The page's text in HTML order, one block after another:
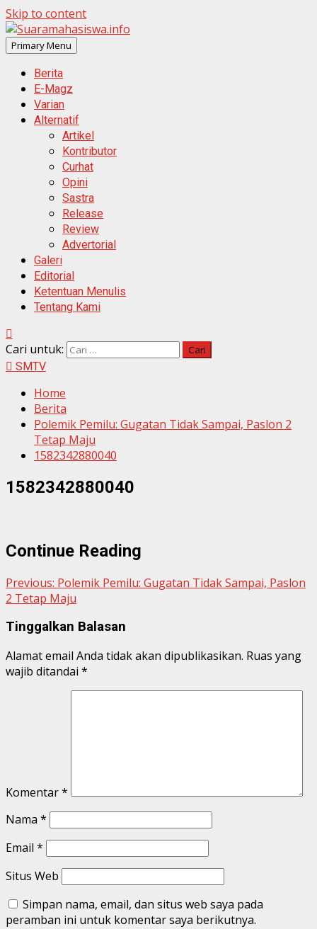
Skip to content
Primary Menu
Berita
E-Magz
Varian
Alternatif
Artikel
Kontributor
Curhat
Opini
Sastra
Release
Review
Advertorial
Galeri
Editorial
Ketentuan Menulis
Tentang Kami
Cari untuk:
SMTV
Home
Berita
Polemik Pemilu: Gugatan Tidak Sampai, Paslon 2
Tetap Maju
1582342880040
1582342880040
Continue Reading
Previous: Polemik Pemilu: Gugatan Tidak Sampai, Paslon
2 Tetap Maju
Tinggalkan Balasan
Alamat email Anda tidak akan dipublikasikan. Ruas yang
wajib ditandai *
Komentar*
Nama *
Email *
Situs Web
Simpan nama, email, dan situs web saya pada
peramban ini untuk komentar saya berikutnya.